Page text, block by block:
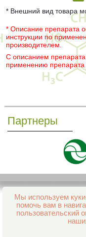
* Внешний вид товара
* Описание препарата
инструкции по
производителем.
С описанием
применению
Партнеры
Мы используем
помочь вам в
пользовательский
Все права защищены и
© 2013–2026 Интернет-аптека
support@aptekapenza.ru
Телефон: Служба обработки